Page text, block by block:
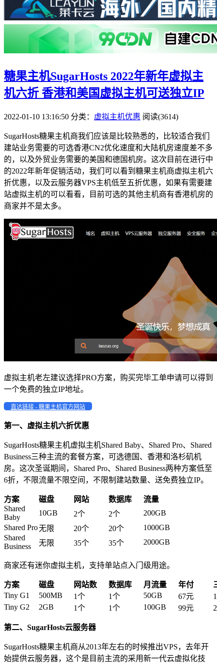
糖果主机SugarHosts 2022年新年虚拟主
机六折 香港和美国虚拟主机可送独立IP
2022-01-10 13:16:50 分类： 虚拟主机优惠 阅读(3614)
SugarHosts糖果主机商我们应该是比较熟悉的，比较适合我们
建站业务需要的可选香港CN2优化速度和大陆机房速度差不多
的，以及外贸业务需要的美国和德国机房。这次目前在进行中
的2022年新年促销活动，我们可以看到糖果主机商虚拟主机六
折优惠，以及云服务器VPS主机低至五折优惠，如果有需要建
站虚拟主机的可以看看，目前可选的其他主机商有香港机房的
商家并不是太多。
虚拟主机老左建议选择PRO方案，购买完毕工单申请可以得到
一个免费的独立IP地址。
直达链接 - 糖果主机官方网站
第一、虚拟主机六折优惠
SugarHosts糖果主机虚拟主机Shared Baby、Shared Pro、Shared
Business三种主流的套餐方案，可选德国、香港和洛杉矶机
房。这次圣诞期间，Shared Pro、Shared Business两种方案低至
6折，不限流量不限空间，不限制建站数量、送免费独立IP。
方案 磁盘 网站 数据库
流量
Shared
Baby
10GB 2个 2个
200GB
Shared Pro无限 20个 20个
1000GB
Shared
Business
无限 35个 35个 2000GB
商家还有迷你虚拟主机，支持单站点入门级用途。
方案 磁盘 网站数 数据库 月流量 年付
Tiny G1
500MB 1个 1个 50GB 67元
Tiny G2
2GB 1个 1个 100GB 99元
第二、SugarHosts云服务器
SugarHosts糖果主机商从2013年左右的时候推出VPS，去年开
始提供云服务器，这个是目前主流的采用新一代云虚拟化技